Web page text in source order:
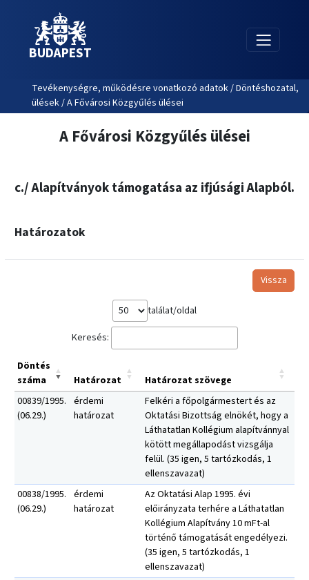
BUDAPEST
Tevékenységre, működésre vonatkozó adatok / Döntéshozatal,
ülések / A Fővárosi Közgyűlés ülései
A Fővárosi Közgyűlés ülései
c./ Alapítványok támogatása az ifjúsági Alapból.
Határozatok
Vissza
találat/oldal
Keresés:
Döntés
száma
Határozat
Határozat szövege
00839/1995.
(06.29.)
érdemi
határozat
Felkéri a főpolgármestert és az
Oktatási Bizottság elnökét, hogy a
Láthatatlan Kollégium alapítvánnyal
kötött megállapodást vizsgálja
felül. (35 igen, 5 tartózkodás, 1
ellenszavazat)
00838/1995.
(06.29.)
érdemi
határozat
Az Oktatási Alap 1995. évi
előirányzata terhére a Láthatatlan
Kollégium Alapítvány 10 mFt-al
történő támogatását engedélyezi.
(35 igen, 5 tartózkodás, 1
ellenszavazat)